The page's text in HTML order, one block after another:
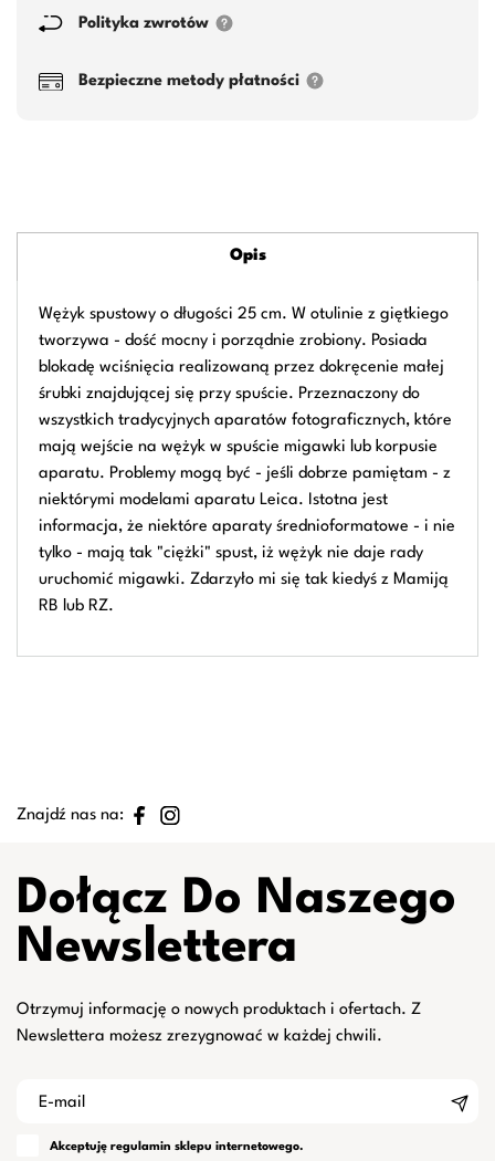
Polityka zwrotów
Bezpieczne metody płatności
Opis
Wężyk spustowy o długości 25 cm. W otulinie z giętkiego
tworzywa - dość mocny i porządnie zrobiony. Posiada
blokadę wciśnięcia realizowaną przez dokręcenie małej
śrubki znajdującej się przy spuście. Przeznaczony do
wszystkich tradycyjnych aparatów fotograficznych, które
mają wejście na wężyk w spuście migawki lub korpusie
aparatu. Problemy mogą być - jeśli dobrze pamiętam - z
niektórymi modelami aparatu Leica. Istotna jest
informacja, że niektóre aparaty średnioformatowe - i nie
tylko - mają tak "ciężki" spust, iż wężyk nie daje rady
uruchomić migawki. Zdarzyło mi się tak kiedyś z Mamiją
RB lub RZ.
Znajdź nas na:
Dołącz Do Naszego
Newslettera
Otrzymuj informację o nowych produktach i ofertach. Z
Newslettera możesz zrezygnować w każdej chwili.
Akceptuję regulamin sklepu internetowego.